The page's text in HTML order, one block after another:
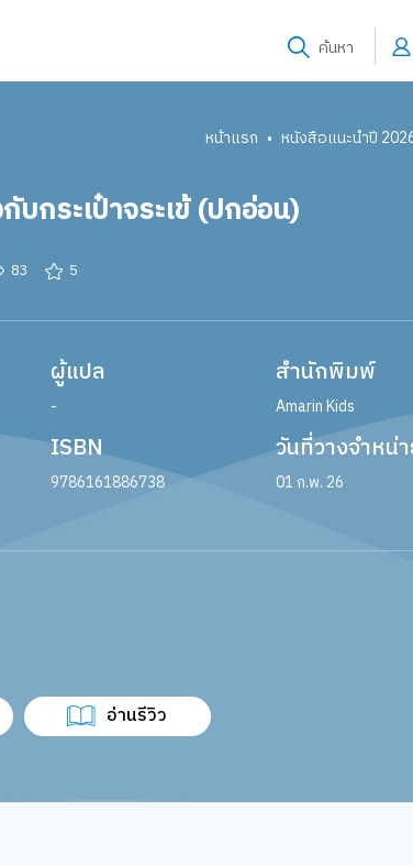
ค้นหา
หน้าแรก • หนังสือแนะนำปี
บกระเป๋าจระเข้ (ปกอ่อน)
83 5
ผู้แปล
-
สำนักพิมพ์
Amarin Kids
ISBN
9786161886738
วันที่วางจำหน่
01 ก.พ. 26
อ่านรีวิว